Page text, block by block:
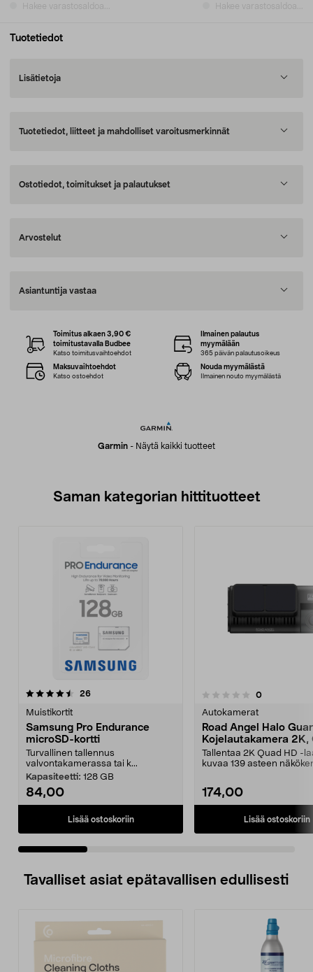
Hakee varastosaldoa... Hakee varastosaldoa...
Tuotetiedot
Lisätietoja
Tuotetiedot, liitteet ja mahdolliset varoitusmerkinnät
Ostotiedot, toimitukset ja palautukset
Arvostelut
Asiantuntija vastaa
Garmin - Näytä kaikki tuotteet
Toimitus alkaen 3,90 €
toimitustavalla Budbee
Katso toimitusvaihtoehdot
Ilmainen palautus
myymälään
365 päivän palautusoikeus
Maksuvaihtoehdot
Katso ostoehdot
Nouda myymälästä
Ilmainen nouto myymälästä
Saman kategorian hittituotteet
26arvostelut
Muistikortit
Samsung Pro Endurance
microSD-kortti
Turvallinen tallennus
valvontakamerassa tai k...
Kapasiteetti: 128 GB
84,00
Lisää ostoskoriin
0.0 viidestä
0arvostelut
Autokamerat
Road Angel Halo
Kojelautakamera 2K,
Tallentaa 2K Quad HD -
kuvaa 139 asteen
174,00
Lisää ostoskoriin
0.0 viidestä
Tavalliset asiat epätavallisen edullisesti